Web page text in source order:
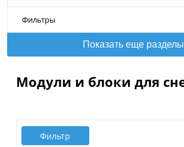
Фильтры
Показать еще разделы
Модули и блоки для
Фильтр